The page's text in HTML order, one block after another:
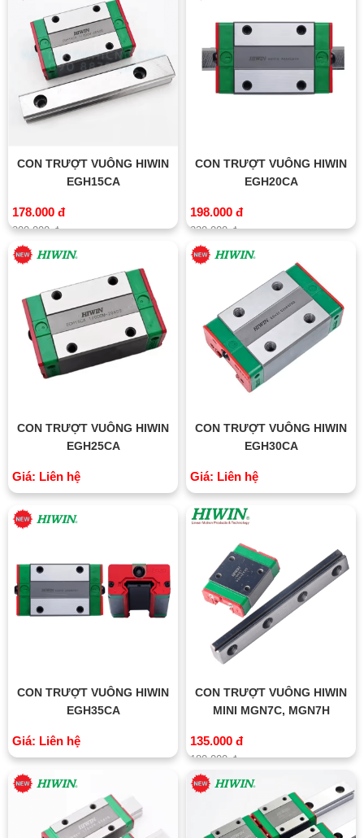
CON TRƯỢT VUÔNG HIWIN
EGH15CA
178.000 đ
200.000 đ
CON TRƯỢT VUÔNG HIWIN
EGH20CA
198.000 đ
230.000 đ
CON TRƯỢT VUÔNG HIWIN
EGH25CA
Giá: Liên hệ
CON TRƯỢT VUÔNG HIWIN
EGH30CA
Giá: Liên hệ
CON TRƯỢT VUÔNG HIWIN
EGH35CA
Giá: Liên hệ
CON TRƯỢT VUÔNG HIWIN
MINI MGN7C, MGN7H
135.000 đ
180.000 đ